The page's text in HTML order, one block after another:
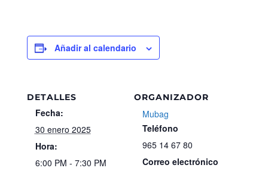
Añadir al calendario
DETALLES
Fecha:
30 enero 2025
Hora:
6:00 PM - 7:30 PM
ORGANIZADOR
Mubag
Teléfono
965 14 67 80
Correo electrónico